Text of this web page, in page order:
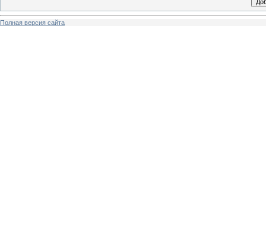
Полная версия сайта